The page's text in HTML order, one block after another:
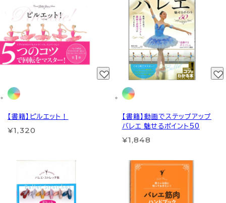
【書籍】ピルエット！
¥1,320
【書籍】動画でステップアップ
バレエ 魅せるポイント50
¥1,848